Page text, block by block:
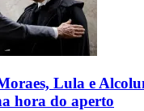
Lula e
hora do aperto